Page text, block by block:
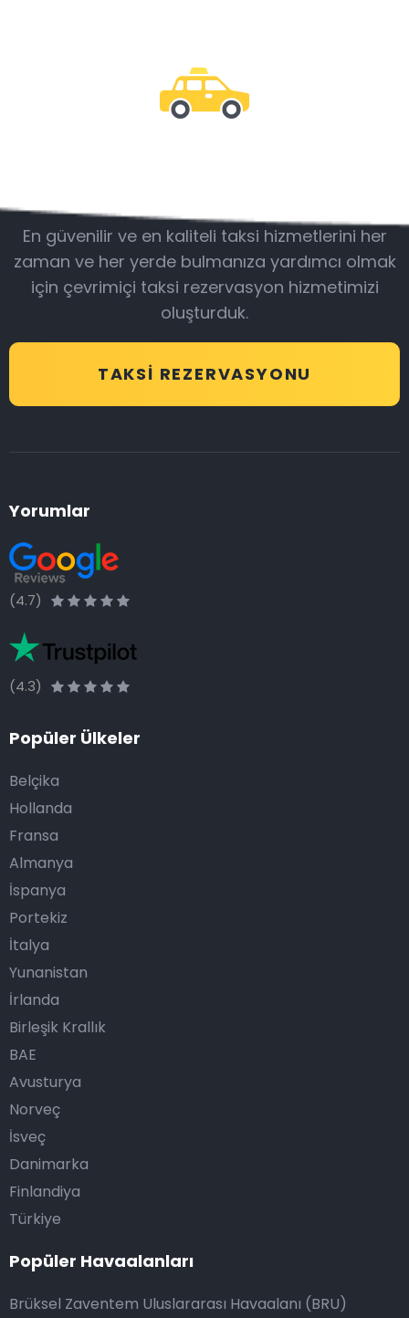
En güvenilir ve en kaliteli taksi hizmetlerini her
zaman ve her yerde bulmanıza yardımcı olmak
için çevrimiçi taksi rezervasyon hizmetimizi
oluşturduk.
TAKSI REZERVASYONU
Yorumlar
(4.7)
(4.3)
Popüler Ülkeler
Belçika
Hollanda
Fransa
Almanya
İspanya
Portekiz
İtalya
Yunanistan
İrlanda
Birleşik Krallık
BAE
Avusturya
Norveç
İsveç
Danimarka
Finlandiya
Türkiye
Popüler Havaalanları
Brüksel Zaventem Uluslararası Havaalanı (BRU)